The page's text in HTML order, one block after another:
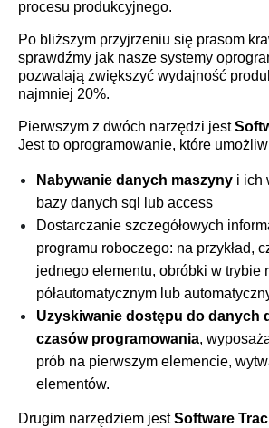
procesu produkcyjnego.
Po bliższym przyjrzeniu się prasom
sprawdźmy jak nasze systemy
pozwalają zwiększyć wydajność
najmniej 20%.
Pierwszym z dwóch narzędzi jest
Jest to oprogramowanie, które
Nabywanie danych maszyny i ich
bazy danych sql lub access
Dostarczanie szczegółowych
programu roboczego: na przykład,
jednego elementu, obróbki w trybie
półautomatycznym lub
Uzyskiwanie dostępu do danych
czasów programowania,
prób na pierwszym elemencie,
elementów.
Drugim narzędziem jestSoftware